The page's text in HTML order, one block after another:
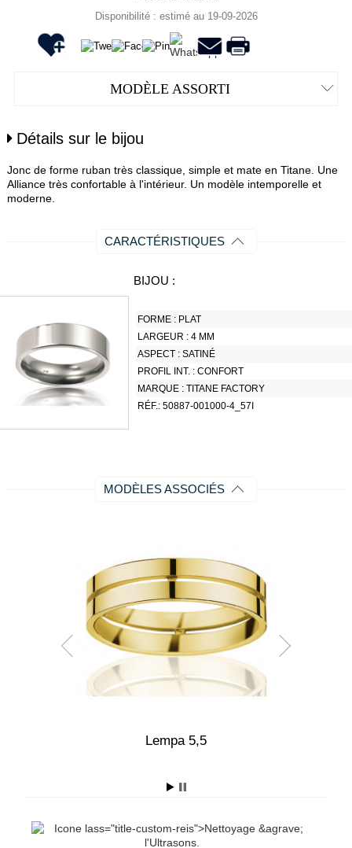
Disponibilité : estimé au 19-09-2026
MODÈLE ASSORTI
Détails sur le bijou
Jonc de forme ruban très classique, simple et mate en Titane. Une
Alliance très confortable à l'intérieur. Un modèle intemporelle et
moderne.
CARACTÉRISTIQUES
BIJOU :
FORME : PLAT
LARGEUR :4 MM
ASPECT :SATINÉ
PROFIL INT. :CONFORT
MARQUE :TITANE FACTORY
RÉF.:50887-001000-4_57I
MODÈLES ASSOCIÉS
Lempa 5,5